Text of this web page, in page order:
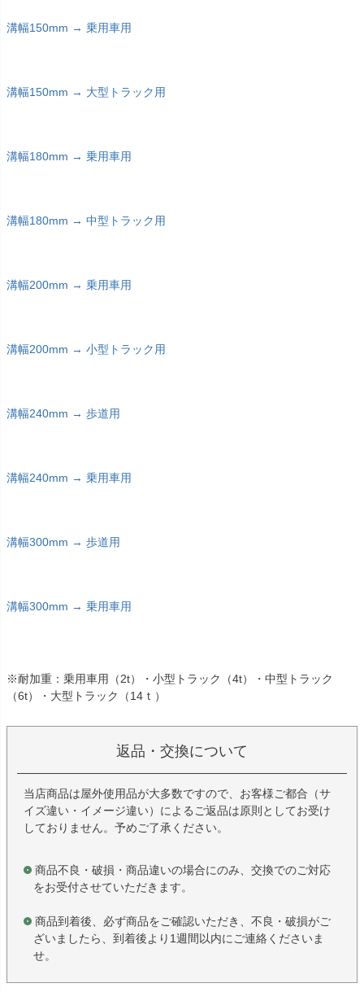
溝幅150mm → 乗用車用
溝幅150mm → 大型トラック用
溝幅180mm → 乗用車用
溝幅180mm → 中型トラック用
溝幅200mm → 乗用車用
溝幅200mm → 小型トラック用
溝幅240mm → 歩道用
溝幅240mm → 乗用車用
溝幅300mm → 歩道用
溝幅300mm → 乗用車用
※耐加重：乗用車用（2t）・小型トラック（4t）・中型トラック
（6t）・大型トラック（14ｔ）
返品・交換について
当店商品は屋外使用品が大多数ですので、お客様ご都合（サ
イズ違い・イメージ違い）によるご返品は原則としてお受け
しておりません。予めご了承ください。
商品不良・破損・商品違いの場合にのみ、交換でのご対応
をお受付させていただきます。
商品到着後、必ず商品をご確認いただき、不良・破損がご
ざいましたら、到着後より1週間以内にご連絡くださいま
せ。